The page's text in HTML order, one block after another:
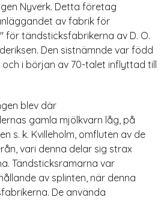
Nyverk. Detta företag
av fabrik för
för tändsticksfabrikerna av D. O.
Den sistnämnde var född
och i början av 70-talet inflyttad till
blev där
gamla mjölkvarn låg, på
s. k. Kvilleholm, omfluten av de
vari denna delar sig strax
Tändsticksramarna var
av splinten, när denna
De använda